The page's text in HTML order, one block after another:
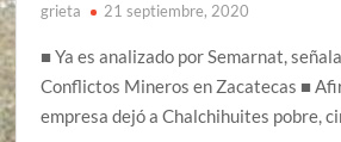
grieta 21 septiembre, 2020
■ Ya es analizado por Semarnat,
Conflictos Mineros en Zacatecas ■
empresa dejó a Chalchihuites pobre,